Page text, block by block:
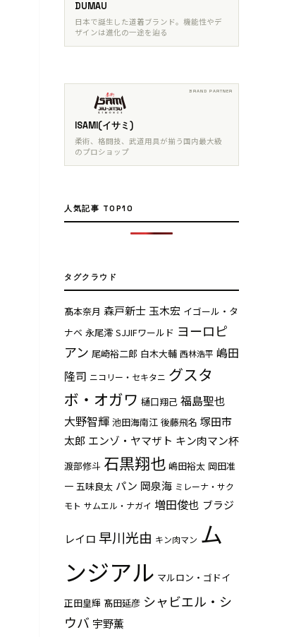
DUMAU
日本で誕生した道着ブランド。機能性やデ
ザインは進化の一途を辿る
ISAMI(イサミ)
柔術、格闘技、武道用具が揃う国内最大級
のプロショップ
人気記事 TOP10
タグクラウド
髙本奈月 森戸新士 玉木宏 イゴール・タ
ナベ 永尾澪 SJJIFワールド ヨーロピ
アン 尾崎裕二郎 白木大輔 西林浩平 嶋田
隆司 ニコリー・セキタニ グスタ
ボ・オガワ 樋口翔己 福島聖也
大野智輝 池田海南江 後藤飛名 塚田市
太郎 エンゾ・ヤマザト キン肉マン杯
渡部修斗 石黒翔也 嶋田裕太 岡田准
一 五味良太 パン 岡泉海 ミレーナ・サク
モト サムエル・ナガイ 増田俊也 ブラジ
レイロ 早川光由 キン肉マン ム
ンジアル マルロン・ゴドイ
正田皇輝 髙田延彦 シャビエル・シ
ウバ 宇野薫